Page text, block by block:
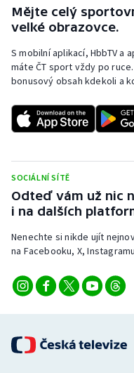
Volejbal
Ostatní
Mějte celý
velké obrazovce.
S mobilní aplikací, HbbTV a
máte ČT sport vždy po
bonusový obsah kdekoli a
SOCIÁLNÍ SÍTĚ
Odteď vám už nic
i na dalších
Nenechte si nikde ujít
na Facebooku, X,